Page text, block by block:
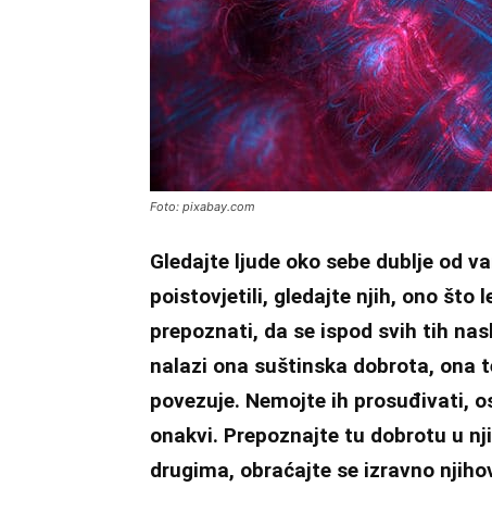
Foto: pixabay.com
Gledajte ljude oko sebe dublje od
poistovjetili, gledajte njih, ono što
prepoznati, da se ispod svih tih
nalazi ona suštinska dobrota, ona
povezuje. Nemojte ih prosuđivati,
onakvi. Prepoznajte tu dobrotu u
drugima, obraćajte se izravno